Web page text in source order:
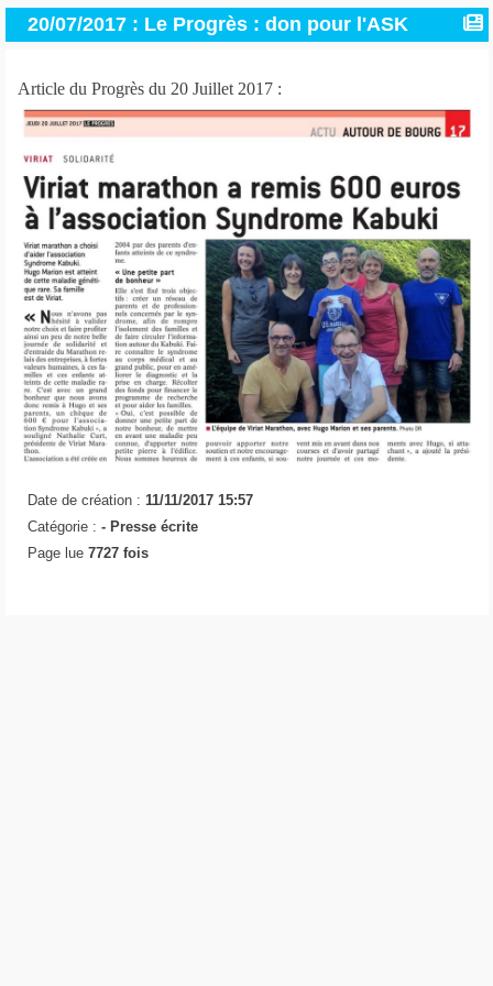
20/07/2017 : Le Progrès : don pour l'ASK
Article du Progrès du 20 Juillet 2017 :
Date de création : 11/11/2017 15:57
Catégorie : - Presse écrite
Page lue 7727 fois